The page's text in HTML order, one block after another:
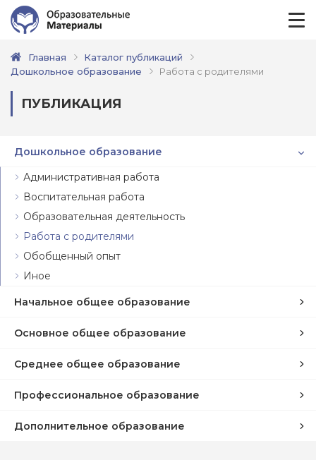
Главная
Каталог публикаций
Дошкольное образование
Работа с родителями
ПУБЛИКАЦИЯ
Дошкольное образование
Административная работа
Воспитательная работа
Образовательная деятельность
Работа с родителями
Обобщенный опыт
Иное
Начальное общее образование
Основное общее образование
Среднее общее образование
Профессиональное образование
Дополнительное образование